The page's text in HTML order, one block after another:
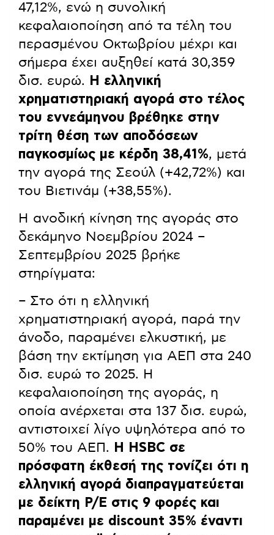
47,12%, ενώ η συνολική
κεφαλαιοποίηση από τα τέλη του
περασμένου Οκτωβρίου μέχρι και
σήμερα έχει αυξηθεί κατά 30,359
δισ. ευρώ.
Η ελληνική
χρηματιστηριακή αγορά στο τέλος
του εννεάμηνου βρέθηκε στην
τρίτη θέση των αποδόσεων
παγκοσμίως με κέρδη 38,41%, μετά
την αγορά της Σεούλ (+42,72%) και
του Βιετινάμ (+38,55%).
Η ανοδική κίνηση της αγοράς στο
δεκάμηνο Νοεμβρίου 2024 –
Σεπτεμβρίου 2025 βρήκε
στηρίγματα:
– Στο ότι η ελληνική
χρηματιστηριακή αγορά, παρά την
άνοδο, παραμένει ελκυστική, με
βάση την εκτίμηση για ΑΕΠ στα 240
δισ. ευρώ το 2025. Η
κεφαλαιοποίηση της αγοράς, η
οποία ανέρχεται στα 137 δισ. ευρώ,
αντιστοιχεί λίγο υψηλότερα από το
50% του ΑΕΠ.
Η HSBC σε
πρόσφατη έκθεσή της τονίζει ότι η
ελληνική αγορά διαπραγματεύεται
με δείκτη P/E στις 9 φορές και
παραμένει με discount 35% έναντι